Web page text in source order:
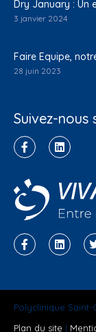
Dry January : Un
3 janvier 2024
Faire Equipe,
28 juin 2023
Suivez-nous
Polyclinique Saint-
Plan du site |